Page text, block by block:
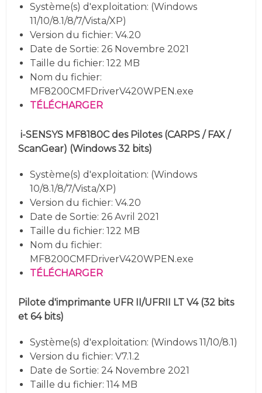
Système(s) d'exploitation: (Windows
11/10/8.1/8/7/Vista/XP)
Version du fichier: V4.20
Date de Sortie: 26 Novembre 2021
Taille du fichier: 122 MB
Nom du fichier:
MF8200CMFDriverV420WPEN.exe
TÉLÉCHARGER
i-SENSYS MF8180Cdes Pilotes (CARPS / FAX /
ScanGear) (Windows 32 bits)
Système(s) d'exploitation: (Windows
10/8.1/8/7/Vista/XP)
Version du fichier: V4.20
Date de Sortie: 26 Avril 2021
Taille du fichier: 122 MB
Nom du fichier:
MF8200CMFDriverV420WPEN.exe
TÉLÉCHARGER
Pilote d'imprimante UFR II/UFRII LT V4 (32 bits
et 64 bits)
Système(s) d'exploitation: (Windows 11/10/8.1)
Version du fichier: V7.1.2
Date de Sortie: 24 Novembre 2021
Taille du fichier: 114 MB